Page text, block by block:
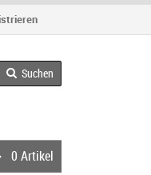
Suchen
0 Artikel